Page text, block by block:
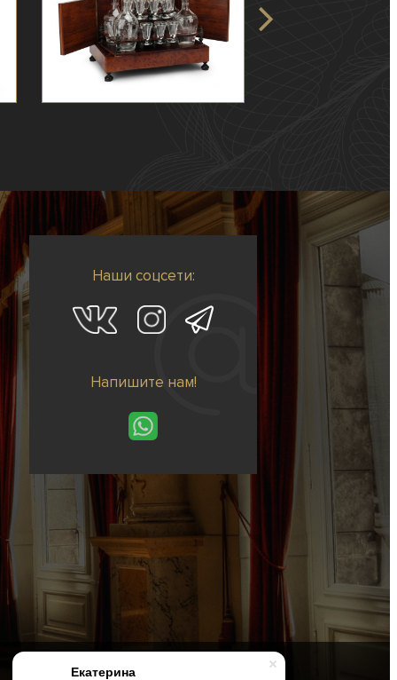
Екатерина
Наши соцсети:
Напишите нам!